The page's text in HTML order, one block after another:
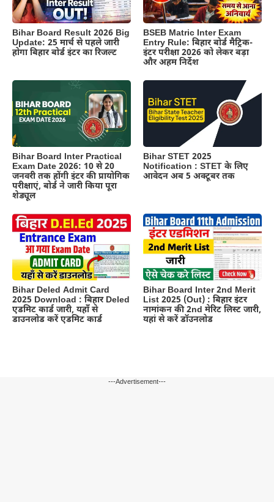
Bihar Board Result 2026 Big
Update: 25 मार्च से पहले जारी
होगा बिहार बोर्ड इंटर का रिजल्ट
BSEB Matric Inter Exam
Entry Rule: बिहार बोर्ड मैट्रिक-
इंटर परीक्षा 2026 को लेकर बड़ा
और अहम निर्देश
Bihar Board Inter Practical
Exam Date 2026: 10 से 20
जनवरी तक होंगी इंटर की प्रायोगिक
परीक्षाएं, बोर्ड ने जारी किया पूरा
शेड्यूल
Bihar STET 2025
Notification : STET के लिए
आवेदन अब 5 अक्टूबर तक
Bihar Deled Admit Card
2025 Download : बिहार Deled
एडमिट कार्ड जारी, यहाँ से
डाउनलोड करें एडमिट कार्ड
Bihar Board Inter 2nd Merit
List 2025 (Out) : बिहार इंटर
नामांकन की 2nd मेरिट लिस्ट जारी,
यहां से करें डॉउनलोड
---Advertisement---